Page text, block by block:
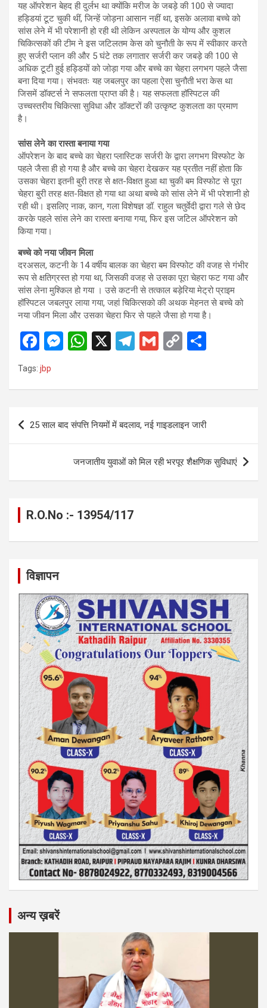
यह ऑपरेशन बेहद ही दुर्लभ था क्योंकि मरीज के जबड़े की 100 से ज्यादा
हड्डियां टूट चुकी थीं, जिन्हें जोड़ना आसान नहीं था, इसके अलावा बच्चे को
सांस लेने में भी परेशानी हो रही थी लेकिन अस्पताल के योग्य और कुशल
चिकित्सकों की टीम ने इस जटिलतम केस को चुनौती के रूप में स्वीकार करते
हुए सर्जरी प्लान की और 5 घंटे तक लगातार सर्जरी कर जबड़े की 100 से
अधिक टूटी हुई हड्डियों को जोड़ा गया और बच्चे का चेहरा लगभग पहले जैसा
बना दिया गया। संभवतः यह जबलपुर का पहला ऐसा चुनौती भरा केस था
जिसमें डॉक्टर्स ने सफलता प्राप्त की है। यह सफलता हॉस्पिटल की
उच्चस्तरीय चिकित्सा सुविधा और डॉक्टरों की उत्कृष्ट कुशलता का प्रमाण
है।
सांस लेने का रास्ता बनाया गया
ऑपरेशन के बाद बच्चे का चेहरा प्लास्टिक सर्जरी के द्वारा लगभग विस्फोट के
पहले जैसा ही हो गया है और बच्चे का चेहरा देखकर यह प्रतीत नहीं होता कि
उसका चेहरा इतनी बुरी तरह से क्षत-विक्षत हुआ था चुकी बम विस्फोट से पूरा
चेहरा बुरी तरह क्षत-विक्षत हो गया था अथा बच्चे को सांस लेने में भी परेशानी हो
रही थी। इसलिए नाक, कान, गला विशेषज्ञ डॉ. राहुल चतुर्वेदी द्वारा गले से छेद
करके पहले सांस लेने का रास्ता बनाया गया, फिर इस जटिल ऑपरेशन को
किया गया।
बच्चे को नया जीवन मिला
दरअसल, कटनी के 14 वर्षीय बालक का चेहरा बम विस्फोट की वजह से गंभीर
रूप से क्षतिग्रस्त हो गया था, जिसकी वजह से उसका पूरा चेहरा फट गया और
सांस लेना मुश्किल हो गया । उसे कटनी से तत्काल बड़ेरिया मेट्रो प्राइम
हॉस्पिटल जबलपुर लाया गया, जहां चिकित्सको की अथक मेहनत से बच्चे को
नया जीवन मिला और उसका चेहरा फिर से पहले जैसा हो गया है।
F
a
ce
o
M
g
W
A
p
X
T
a
m
G
C
n
k
Tags: jbp
Post
navigation
25 साल बाद संपत्ति नियमों में बदलाव, नई गाइडलाइन जारी
जनजातीय युवाओं को मिल रही भरपूर शैक्षणिक सुविधाएं
R.O.No :- 13954/117
विज्ञापन
अन्य ख़बरें